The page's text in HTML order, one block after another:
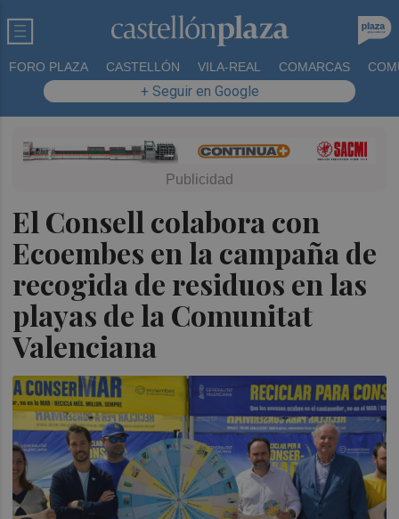
FORO PLAZA CASTELLÓN VILA-REAL COMARCAS
+ Seguir en Google
El Consell colabora con
Ecoembes en la campaña de
recogida de residuos en las
playas de la Comunitat
Valenciana